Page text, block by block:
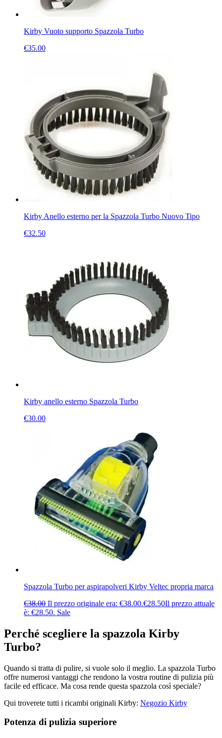
Kirby Vuoto supporto Spazzola Turbo
€35.00
Kirby Anello esterno per la Spazzola Turbo Nuovo Tipo
€32.50
Kirby anello esterno Spazzola Turbo
€30.00
Spazzola Turbo per aspirapolveri Kirby Veltec propria marca
€38.00 Il prezzo originale era: €38.00.€28.50Il prezzo attuale
è: €28.50. Sale
Perché scegliere la spazzola Kirby
Turbo?
Quando si tratta di pulire, si vuole solo il meglio. La spazzola Turbo
offre numerosi vantaggi che rendono la vostra routine di pulizia più
facile ed efficace. Ma cosa rende questa spazzola così speciale?
Qui troverete tutti i ricambi originali Kirby: Negozio Kirby
Potenza di pulizia superiore